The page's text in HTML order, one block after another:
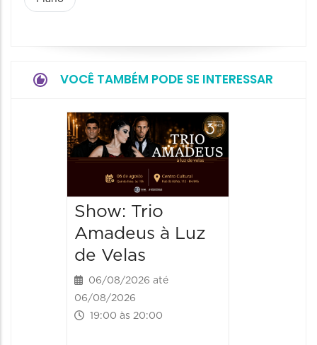
VOCÊ TAMBÉM PODE SE INTERESSAR
Show: Trio
Amadeus à Luz
de Velas
06/08/2026 até
06/08/2026
19:00 às 20:00